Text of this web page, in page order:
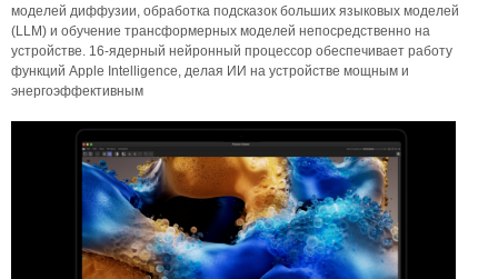
моделей диффузии, обработка подсказок больших языковых моделей
(LLM) и обучение трансформерных моделей непосредственно на
устройстве. 16-ядерный нейронный процессор обеспечивает работу
функций Apple Intelligence, делая ИИ на устройстве мощным и
энергоэффективным